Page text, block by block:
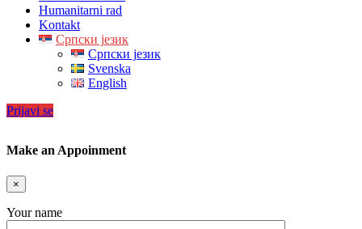
Humanitarni rad
Kontakt
Српски језик
Српски језик
Svenska
English
Prijavi se
Make an Appoinment
×
Your name